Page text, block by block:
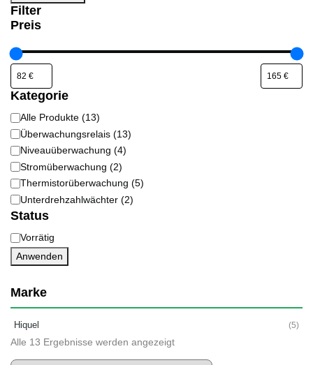
Filter
Preis
Kategorie
Kategorie
Alle Produkte (13)
Überwachungsrelais (13)
Niveauüberwachung (4)
Stromüberwachung (2)
Thermistorüberwachung (5)
Unterdrehzahlwächter (2)
Status
Status
Vorrätig
Anwenden
Marke
Hiquel (5)
Alle 13 Ergebnisse werden angezeigt